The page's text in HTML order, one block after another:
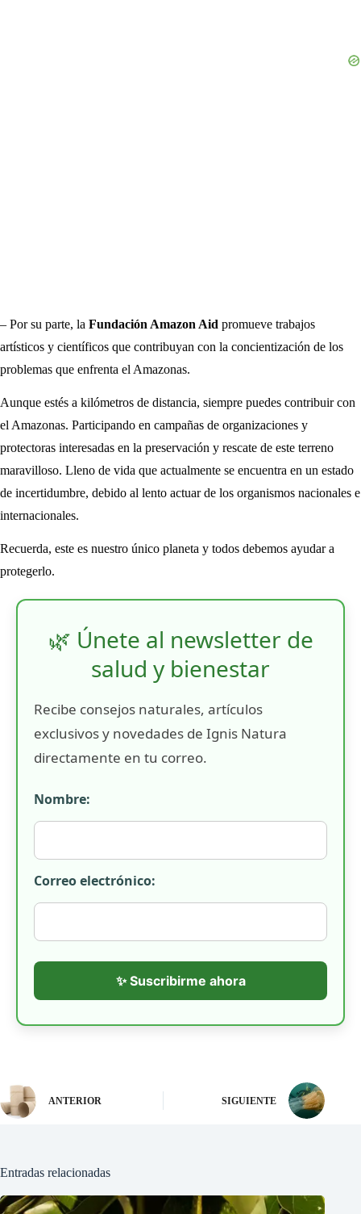
– Por su parte, la Fundación Amazon Aid promueve trabajos
artísticos y científicos que contribuyan con la concientización de los
problemas que enfrenta el Amazonas.
Aunque estés a kilómetros de distancia, siempre puedes contribuir con
el Amazonas. Participando en campañas de organizaciones y
protectoras interesadas en la preservación y rescate de este terreno
maravilloso. Lleno de vida que actualmente se encuentra en un estado
de incertidumbre, debido al lento actuar de los organismos nacionales e
internacionales.
Recuerda, este es nuestro único planeta y todos debemos ayudar a
protegerlo.
🌿 Únete al newsletter de
salud y bienestar
Recibe consejos naturales, artículos
exclusivos y novedades de Ignis Natura
directamente en tu correo.
Nombre:
Correo electrónico:
✨ Suscribirme ahora
ANTERIOR SIGUIENTE
Entradas relacionadas